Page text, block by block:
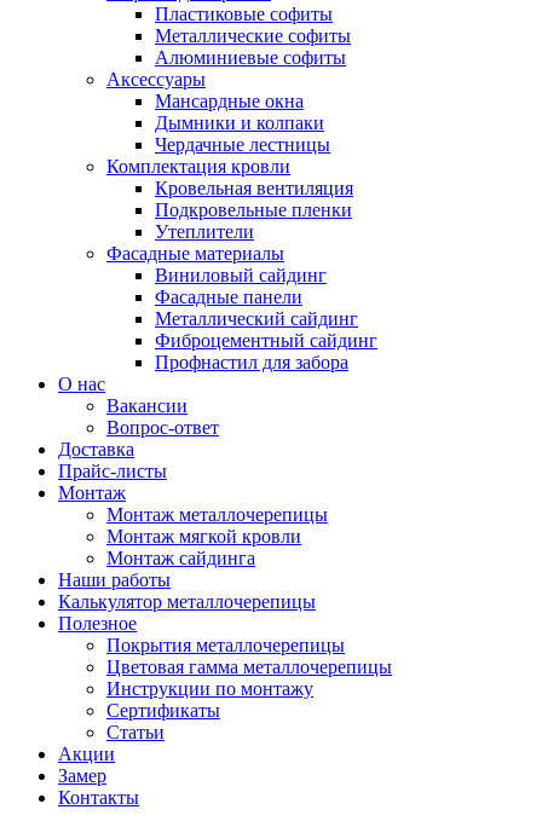
Пластиковые софиты
Металлические софиты
Алюминиевые софиты
Аксессуары
Мансардные окна
Дымники и колпаки
Чердачные лестницы
Комплектация кровли
Кровельная вентиляция
Подкровельные пленки
Утеплители
Фасадные материалы
Виниловый сайдинг
Фасадные панели
Металлический сайдинг
Фиброцементный сайдинг
Профнастил для забора
О нас
Вакансии
Вопрос-ответ
Доставка
Прайс-листы
Монтаж
Монтаж металлочерепицы
Монтаж мягкой кровли
Монтаж сайдинга
Наши работы
Калькулятор металлочерепицы
Полезное
Покрытия металлочерепицы
Цветовая гамма металлочерепицы
Инструкции по монтажу
Сертификаты
Статьи
Акции
Замер
Контакты